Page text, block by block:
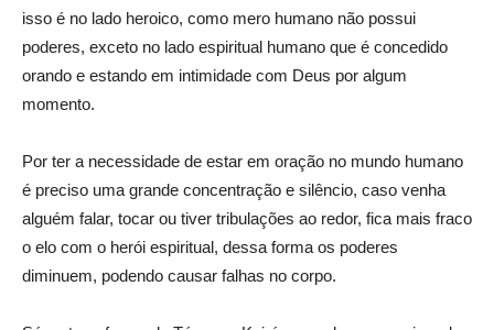
isso é no lado heroico, como mero humano não possui
poderes, exceto no lado espiritual humano que é concedido
orando e estando em intimidade com Deus por algum
momento.
Por ter a necessidade de estar em oração no mundo humano
é preciso uma grande concentração e silêncio, caso venha
alguém falar, tocar ou tiver tribulações ao redor, fica mais fraco
o elo com o herói espiritual, dessa forma os poderes
diminuem, podendo causar falhas no corpo.